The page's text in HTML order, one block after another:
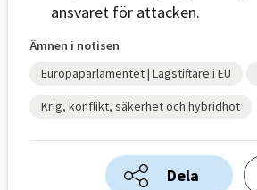
ansvaret för attacken.
Ämnen i notisen
Europaparlamentet | Lagstiftare i EU
Krig, konflikt, säkerhet och hybridhot
Dela